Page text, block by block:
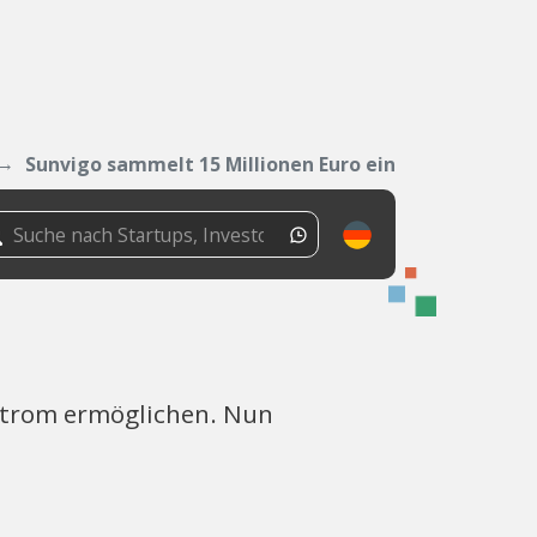
Sunvigo sammelt 15 Millionen Euro ein
ermöglichen. Nun